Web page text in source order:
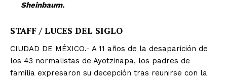
Sheinbaum.
STAFF / LUCES DEL SIGLO
CIUDAD DE MÉXICO.- A 11 años de la desaparición de
los 43 normalistas de Ayotzinapa, los padres de
familia expresaron su decepción tras reunirse con la